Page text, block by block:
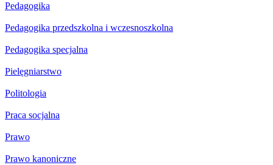
Pedagogika
Pedagogika przedszkolna i wczesnoszkolna
Pedagogika specjalna
Pielęgniarstwo
Politologia
Praca socjalna
Prawo
Prawo kanoniczne